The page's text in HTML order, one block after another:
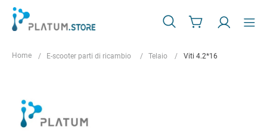
E-scooter parti di ricambio Telaio Viti 4.2*16